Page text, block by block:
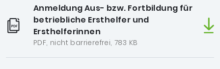
Anmeldung Aus- bzw. Fortbildung für
betriebliche Ersthelfer und
Ersthelferinnen
PDF, nicht barrierefrei, 783 KB